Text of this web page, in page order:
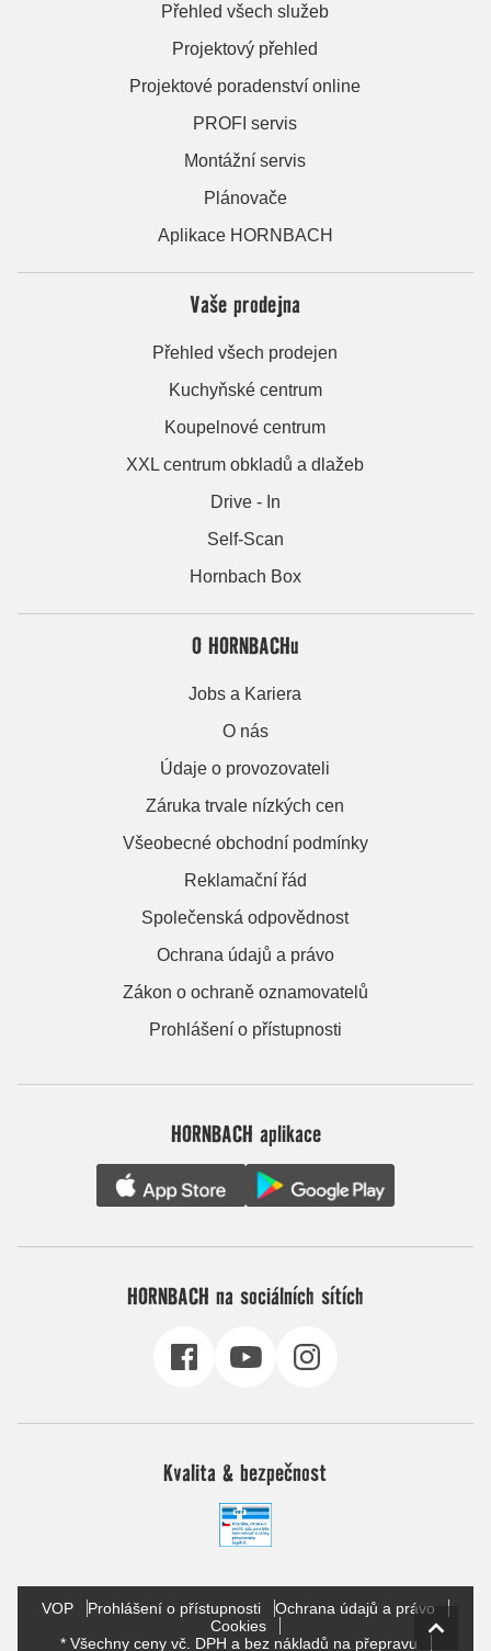
Přehled všech služeb
Projektový přehled
Projektové poradenství online
PROFI servis
Montážní servis
Plánovače
Aplikace HORNBACH
Vaše prodejna
Přehled všech prodejen
Kuchyňské centrum
Koupelnové centrum
XXL centrum obkladů a dlažeb
Drive - In
Self-Scan
Hornbach Box
O HORNBACHu
Jobs a Kariera
O nás
Údaje o provozovateli
Záruka trvale nízkých cen
Všeobecné obchodní podmínky
Reklamační řád
Společenská odpovědnost
Ochrana údajů a právo
Zákon o ochraně oznamovatelů
Prohlášení o přístupnosti
HORNBACH aplikace
HORNBACH na sociálních sítích
Kvalita & bezpečnost
VOP Prohlášení o přístupnosti
Ochrana údajů a právo
Cookies
* Všechny ceny vč. DPH a bez nákladů na přepravu